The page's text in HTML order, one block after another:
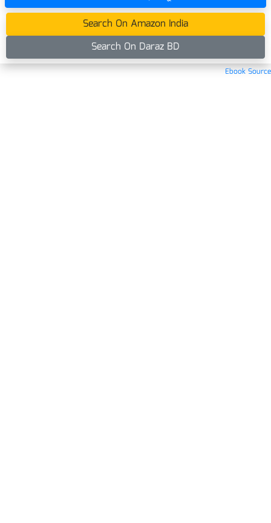
Search On Amazon India
Search On Daraz BD
Ebook Source